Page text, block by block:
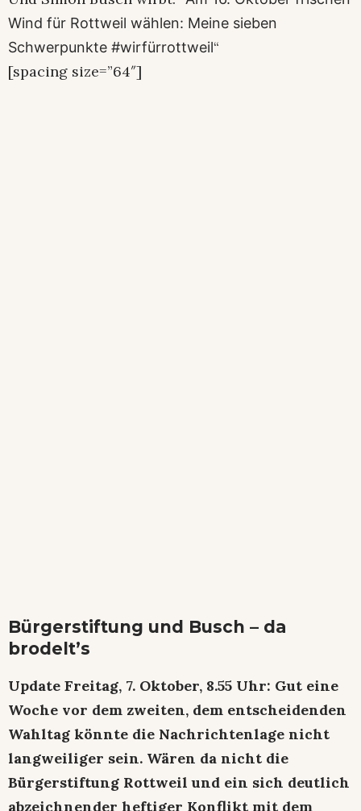
Wind für Rottweil wählen: Meine sieben
Schwerpunkte #wirfürrottweil“
[spacing size=”64″]
Bürgerstiftung und Busch – da
brodelt’s
Update Freitag, 7. Oktober, 8.55 Uhr: Gut eine
Woche vor dem zweiten, dem entscheidenden
Wahltag könnte die Nachrichtenlage nicht
langweiliger sein. Wären da nicht die
Bürgerstiftung Rottweil und ein sich deutlich
abzeichnender heftiger Konflikt mit dem